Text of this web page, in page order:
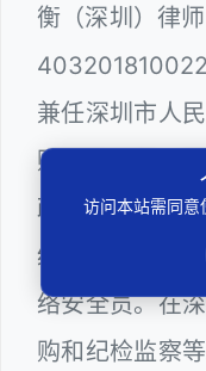
衡（深圳）律
兼任深圳市人
购评审专家（
政府部门公职
级教师、建设
络安全员。在
购和纪检监察
访问本站需同意